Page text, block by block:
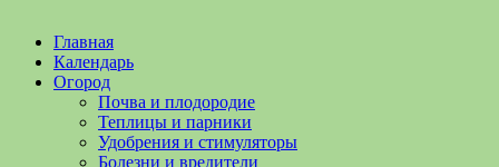
Садоводство
Огородничество
Садоводство
огородничество
полезные
Главная
Календарь
Огород
Почва и плодородие
Теплицы и парники
Удобрения и стимуляторы
Болезни и вредители